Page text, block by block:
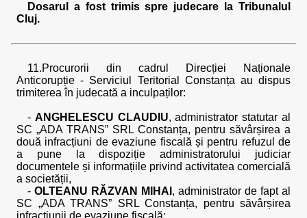
Dosarul a fost trimis spre judecare la Tribunalul
Cluj.
11.Procurorii din cadrul Direcției Naționale
Anticorupție - Serviciul Teritorial Constanța au dispus
trimiterea în judecată a inculpaților:
- ANGHELESCU CLAUDIU, administrator statutar al
SC „ADA TRANS” SRL Constanța, pentru săvârșirea a
două infracțiuni de evaziune fiscală și pentru refuzul de
a pune la dispoziție administratorului judiciar
documentele și informațiile privind activitatea comercială
a societății,
- OLTEANU RĂZVAN MIHAI , administrator de fapt al
SC „ADA TRANS” SRL Constanța, pentru săvârșirea
infracțiunii de evaziune fiscală;